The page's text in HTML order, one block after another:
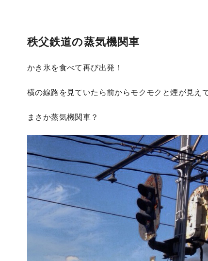
秩父鉄道の蒸気機関車
かき氷を食べて再び出発！
横の線路を見ていたら前からモクモクと煙が見え
まさか蒸気機関車？